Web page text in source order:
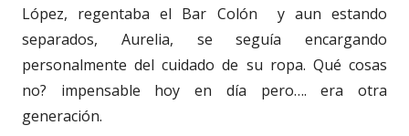
López, regentaba el Bar Colón y aun estando
separados, Aurelia, se seguía encargando
personalmente del cuidado de su ropa. Qué cosas
no? impensable hoy en día pero…. era otra
generación.